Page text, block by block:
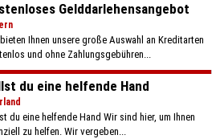
Gelddarlehensangebot
Ihnen unsere große Auswahl an Kreditarten
und ohne Zahlungsgebühren...
du eine helfende Hand
du eine helfende Hand Wir sind hier, um Ihnen
zu helfen. Wir vergeben...